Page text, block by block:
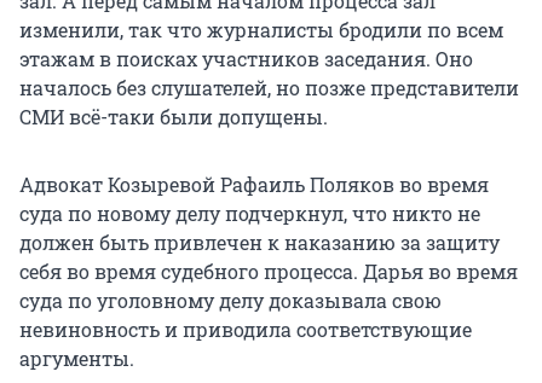
изменили, так что журналисты бродили по всем
этажам в поисках участников заседания. Оно
началось без слушателей, но позже представители
СМИ всё-таки были допущены.
Адвокат Козыревой Рафаиль Поляков во время
суда по новому делу подчеркнул, что никто не
должен быть привлечен к наказанию за защиту
себя во время судебного процесса. Дарья во время
суда по уголовному делу доказывала свою
невиновность и приводила соответствующие
аргументы.